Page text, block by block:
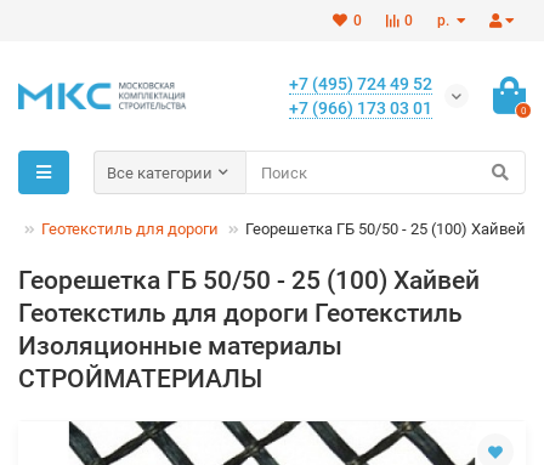
р.
0
0
+7 (495) 724 49 52
+7 (966) 173 03 01
0
Все категории
Геотекстиль для дороги Георешетка ГБ 50/50 - 25 (100) Хайвей
Георешетка ГБ 50/50 - 25 (100) Хайвей
Геотекстиль для дороги Геотекстиль
Изоляционные материалы
СТРОЙМАТЕРИАЛЫ